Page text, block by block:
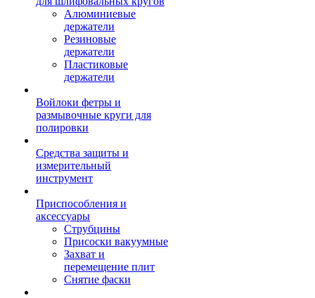
Алюминиевые
держатели
Резиновые
держатели
Пластиковые
держатели
Войлоки фетры и
размывочные круги для
полировки
Средства защиты и
измерительный
инструмент
Приспособления и
аксессуары
Струбцины
Присоски вакуумные
Захват и
перемещение плит
Снятие фаски